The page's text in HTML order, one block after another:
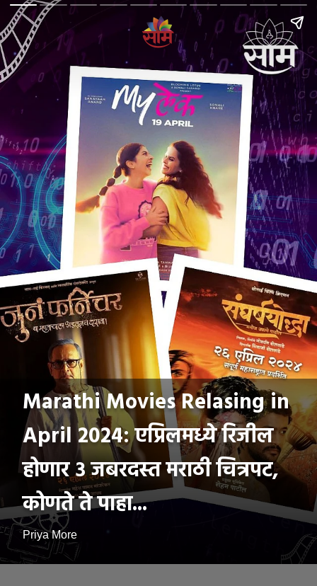
Marathi Movies Relasing in
April 2024: एप्रिलमध्ये रिजील
होणार ३ जबरदस्त मराठी चित्रपट,
कोणते ते पाहा...
Priya More